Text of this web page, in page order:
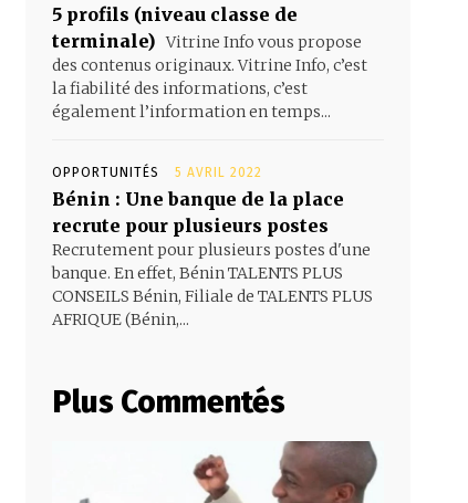
5 profils (niveau classe de
terminale) Vitrine Info vous propose
des contenus originaux. Vitrine Info, c’est
la fiabilité des informations, c’est
également l’information en temps...
OPPORTUNITÉS 5 AVRIL 2022
Bénin : Une banque de la place
recrute pour plusieurs postes
Recrutement pour plusieurs postes d'une
banque. En effet, Bénin TALENTS PLUS
CONSEILS Bénin, Filiale de TALENTS PLUS
AFRIQUE (Bénin,...
Plus Commentés